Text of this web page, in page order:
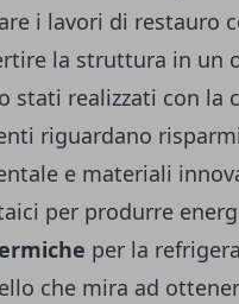
i lavori di restauro
la struttura in un
stati realizzati con la
riguardano
e materiali
per produrre
per la
che mira ad